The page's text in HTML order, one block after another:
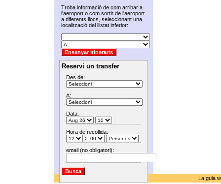
Troba informació de com arribar a
l'aeroport o com sortir de l'aeroport
a diferents llocs, seleccionant una
localització del llistat inferior:
Reservi un transfer
Des de:
A:
Data:
Hora de recollida:
:
email (no obligatori):
La guia